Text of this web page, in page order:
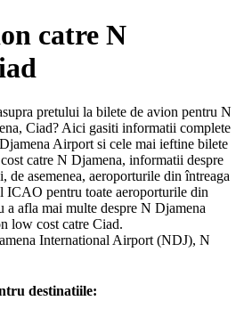
catre N
pretului la bilete de avion pentru N
Ciad? Aici gasiti informatii complete
Airport si cele mai ieftine bilete
catre N Djamena, informatii despre
de asemenea, aeroporturile din întreaga
pentru toate aeroporturile din
afla mai multe despre N Djamena
low cost catre Ciad.
International Airport (NDJ), N
destinatiile: